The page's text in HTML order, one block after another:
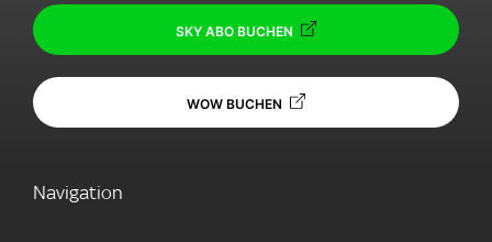
SKY ABO BUCHEN
WOW BUCHEN
Navigation